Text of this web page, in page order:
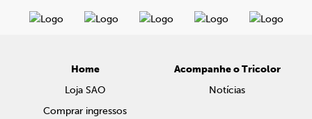
Home
Loja SAO
Comprar ingressos
Acompanhe o Tricolor
Notícias